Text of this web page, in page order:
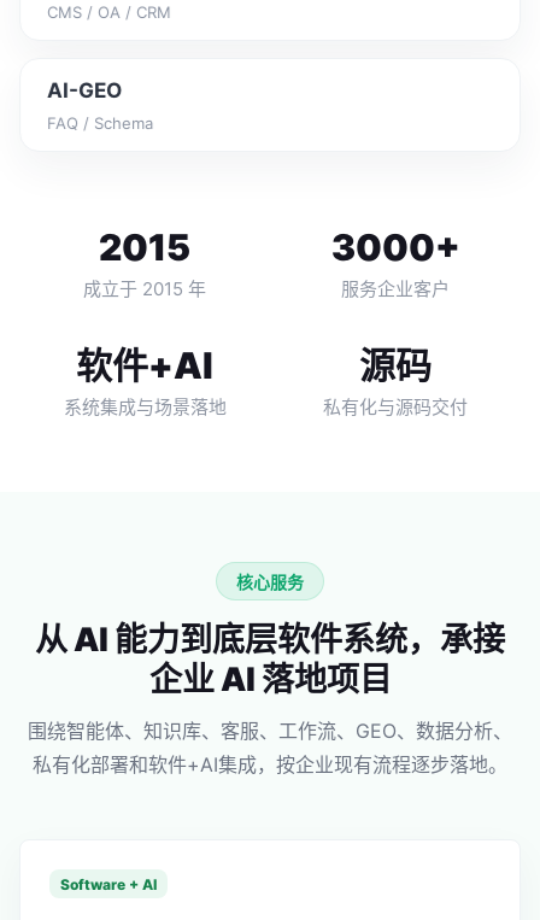
CMS / OA / CRM
AI-GEO
FAQ / Schema
2015
成立于 2015 年
3000+
服务企业客户
软件+AI
系统集成与场景落地
源码
私有化与源码交付
核心服务
从 AI 能力到底层软件系统，承接
企业 AI 落地项目
围绕智能体、知识库、客服、工作流、GEO、数据分析、
私有化部署和软件+AI集成，按企业现有流程逐步落地。
Software + AI